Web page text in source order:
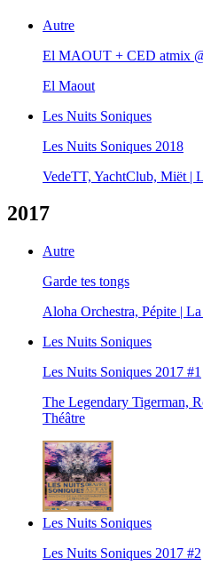
Autre
El MAOUT + CED atmix
El Maout
Les Nuits Soniques
Les Nuits Soniques 2018
VedeTT, YachtClub, Miët |
2017
Autre
Garde tes tongs
Aloha Orchestra, Pépite |
Les Nuits Soniques
Les Nuits Soniques 2017 #1
The Legendary Tigerman,
Théâtre
Les Nuits Soniques
Les Nuits Soniques 2017 #2